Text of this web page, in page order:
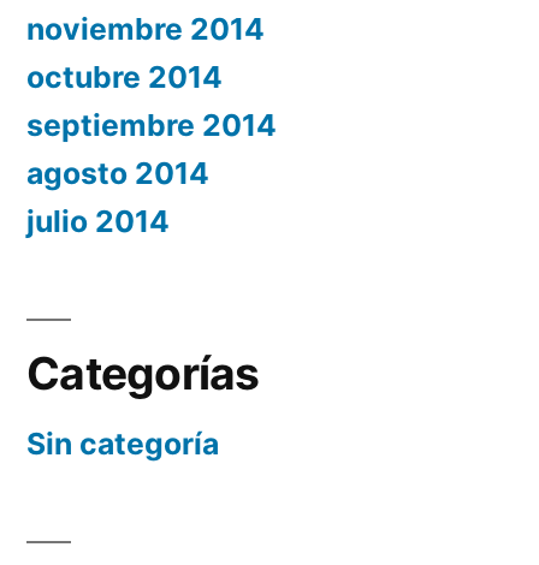
noviembre 2014
octubre 2014
septiembre 2014
agosto 2014
julio 2014
Categorías
Sin categoría